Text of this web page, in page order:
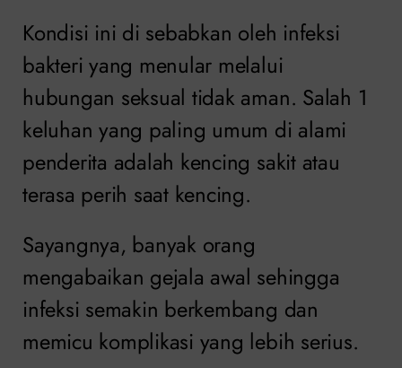
Kondisi ini di sebabkan oleh infeksi
bakteri yang menular melalui
hubungan seksual tidak aman. Salah 1
keluhan yang paling umum di alami
penderita adalah kencing sakit atau
terasa perih saat kencing.
Sayangnya, banyak orang
mengabaikan gejala awal sehingga
infeksi semakin berkembang dan
memicu komplikasi yang lebih serius.